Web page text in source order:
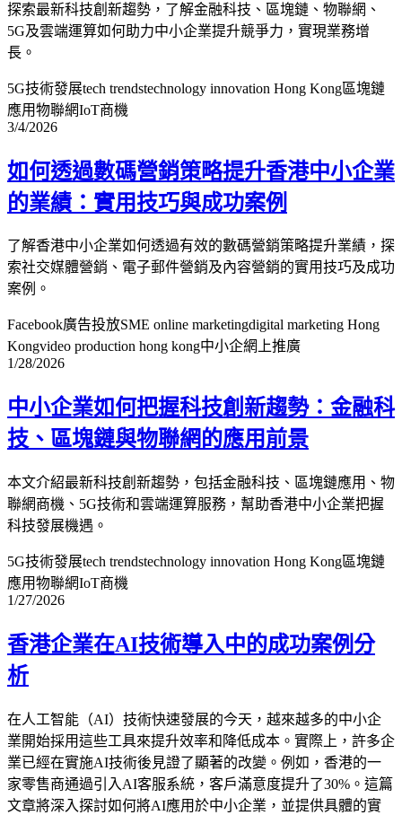
探索最新科技創新趨勢，了解金融科技、區塊鏈、物聯網、
5G及雲端運算如何助力中小企業提升競爭力，實現業務增
長。
5G技術發展tech trendstechnology innovation Hong Kong區塊鏈
應用物聯網IoT商機
3/4/2026
如何透過數碼營銷策略提升香港中小企業
的業績：實用技巧與成功案例
了解香港中小企業如何透過有效的數碼營銷策略提升業績，探
索社交媒體營銷、電子郵件營銷及內容營銷的實用技巧及成功
案例。
Facebook廣告投放SME online marketingdigital marketing Hong
Kongvideo production hong kong中小企網上推廣
1/28/2026
中小企業如何把握科技創新趨勢：金融科
技、區塊鏈與物聯網的應用前景
本文介紹最新科技創新趨勢，包括金融科技、區塊鏈應用、物
聯網商機、5G技術和雲端運算服務，幫助香港中小企業把握
科技發展機遇。
5G技術發展tech trendstechnology innovation Hong Kong區塊鏈
應用物聯網IoT商機
1/27/2026
香港企業在AI技術導入中的成功案例分
析
在人工智能（AI）技術快速發展的今天，越來越多的中小企
業開始採用這些工具來提升效率和降低成本。實際上，許多企
業已經在實施AI技術後見證了顯著的改變。例如，香港的一
家零售商通過引入AI客服系統，客戶滿意度提升了30%。這篇
文章將深入探討如何將AI應用於中小企業，並提供具體的實